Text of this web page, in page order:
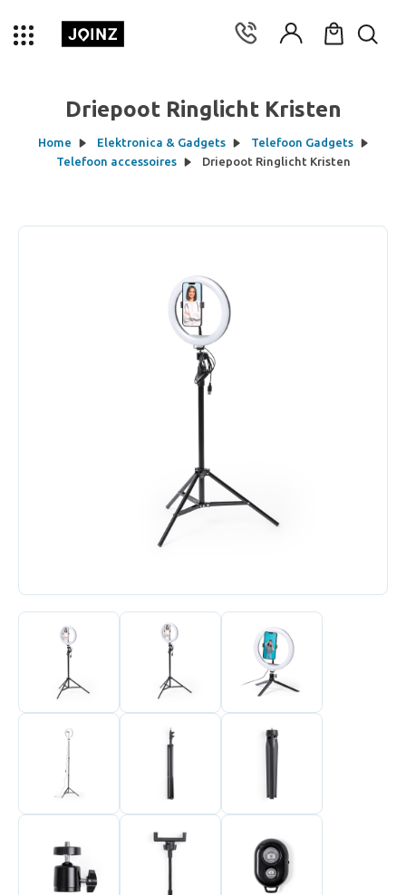
Driepoot Ringlicht Kristen
Home Elektronica & Gadgets
Telefoon Gadgets
Telefoon accessoires
Driepoot Ringlicht Kristen